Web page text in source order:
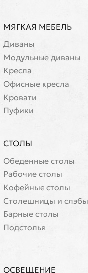
МЯГКАЯ МЕБЕЛЬ
Диваны
Модульные диваны
Кресла
Офисные кресла
Кровати
Пуфики
СТОЛЫ
Обеденные столы
Рабочие столы
Кофейные столы
Cтолешницы и слэбы
Барные столы
Подстолья
ОСВЕЩЕНИЕ